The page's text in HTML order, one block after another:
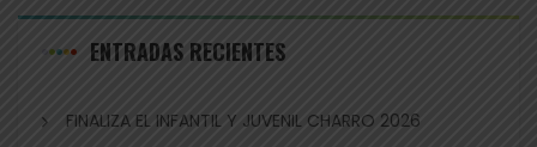
ENTRADAS RECIENTES
FINALIZA EL INFANTIL Y JUVENIL CHARRO 2026